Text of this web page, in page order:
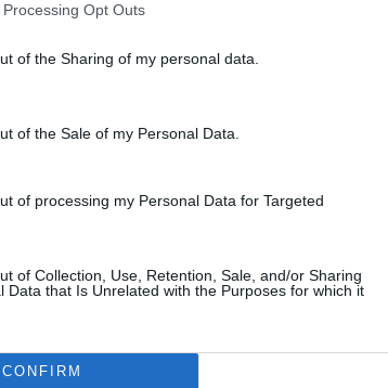
Opt Outs
of the Sharing of my personal data.
of the Sale of my Personal Data.
of processing my Personal Data for Targeted
of Collection, Use, Retention, Sale, and/or Sharing
Data that Is Unrelated with the Purposes for which it
CONFIRM
Το
7 Αυγούστου
Σκιές
τον
Υπό
σημείο
σημείο